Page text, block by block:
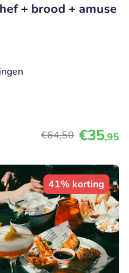
+ brood + amuse
€64,50 €35,95
41% korting